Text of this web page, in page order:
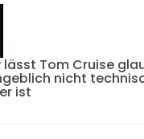
Tom Cruise
nicht
ist